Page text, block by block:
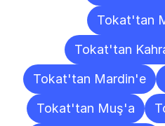
Tokat'tan
Tokat'tan
Tokat'tan Mardin'e
Tokat'tan Muş'a